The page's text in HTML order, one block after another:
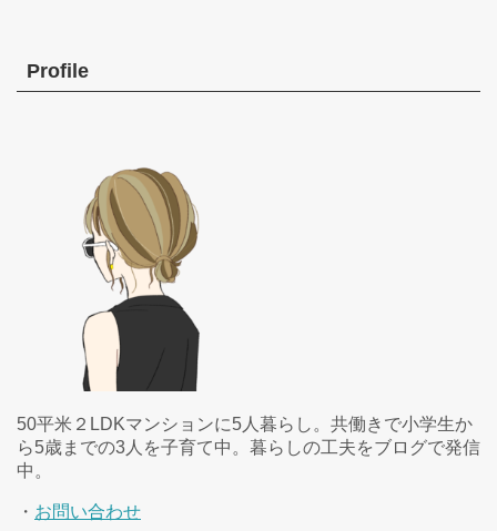
Profile
50平米２LDKマンションに5人暮らし。共働きで小学生か
ら5歳までの3人を子育て中。暮らしの工夫をブログで発信
中。
・ お問い合わせ